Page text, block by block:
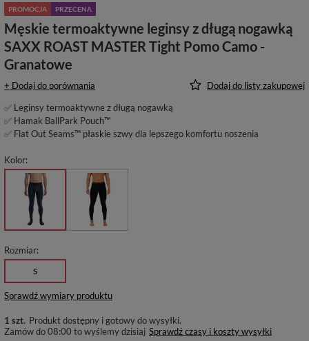
PROMOCJA PRZECENA
Męskie termoaktywne leginsy z długą nogawką
SAXX ROAST MASTER Tight Pomo Camo -
Granatowe
+ Dodaj do porównania
Dodaj do listy zakupowej
✅ Leginsy termoaktywne z długą nogawką
✅ Hamak BallPark Pouch™
✅ Flat Out Seams™ płaskie szwy dla lepszego komfortu noszenia
Kolor
Rozmiar
S
Sprawdź wymiary produktu
1 szt. Produkt dostępny i gotowy do wysyłki
Zamów do08:00 to wyślemy dzisiaj Sprawdź czasy i koszty wysyłki